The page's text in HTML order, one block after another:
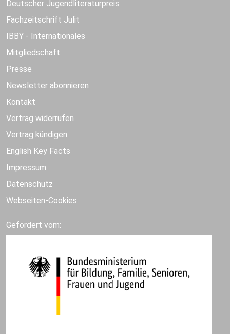
Deutscher Jugendliteraturpreis
Fachzeitschrift Julit
IBBY - Internationales
Mitgliedschaft
Presse
Newsletter abonnieren
Kontakt
Vertrag widerrufen
Vertrag kündigen
English Key Facts
Impressum
Datenschutz
Webseiten-Cookies
Gefördert vom: